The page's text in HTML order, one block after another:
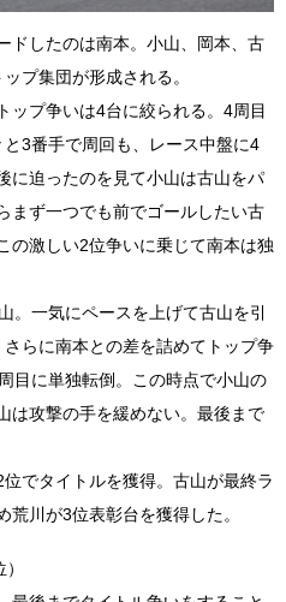
ドしたのは南本。小山、岡本、古
プ集団が形成される。
ップ争いは4台に絞られる。4周目
3番手で周回も、レース中盤に4
に迫ったのを見て小山は古山をパ
まず一つでも前でゴールしたい古
の激しい2位争いに乗じて南本は独
。一気にペースを上げて古山を引
らに南本との差を詰めてトップ争
目に単独転倒。この時点で小山の
は攻撃の手を緩めない。最後まで
でタイトルを獲得。古山が最終ラ
荒川が3位表彰台を獲得した。